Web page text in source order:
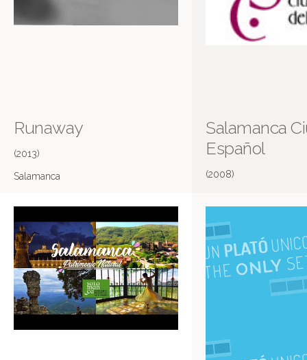
Runaway
(2013)
Salamanca
Salamanca
Español
(2008)